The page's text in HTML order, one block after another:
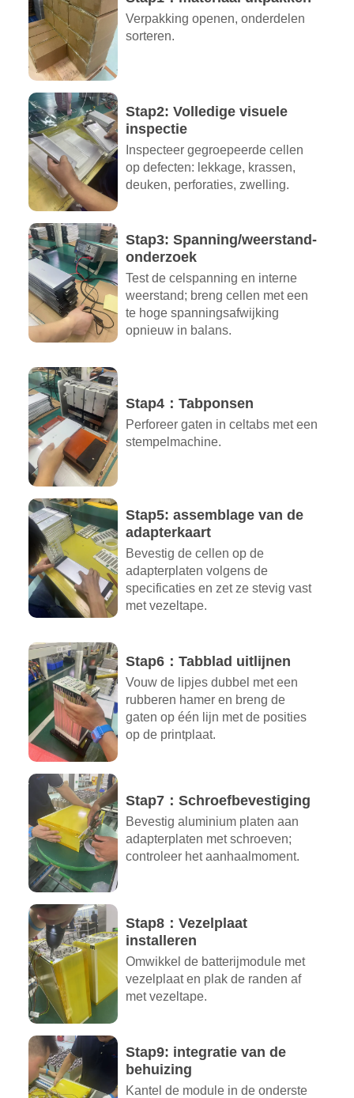
Verpakking openen, onderdelen
sorteren.
Stap2: Volledige visuele
inspectie
Inspecteer gegroepeerde cellen
op defecten: lekkage, krassen,
deuken, perforaties, zwelling.
Stap3: Spanning/weerstand-
onderzoek
Test de celspanning en interne
weerstand; breng cellen met een
te hoge spanningsafwijking
opnieuw in balans.
Stap4：Tabponsen
Perforeer gaten in celtabs met een
stempelmachine.
Stap5: assemblage van de
adapterkaart
Bevestig de cellen op de
adapterplaten volgens de
specificaties en zet ze stevig vast
met vezeltape.
Stap6：Tabblad uitlijnen
Vouw de lipjes dubbel met een
rubberen hamer en breng de
gaten op één lijn met de posities
op de printplaat.
Stap7：Schroefbevestiging
Bevestig aluminium platen aan
adapterplaten met schroeven;
controleer het aanhaalmoment.
Stap8：Vezelplaat
installeren
Omwikkel de batterijmodule met
vezelplaat en plak de randen af
met vezeltape.
Stap9: integratie van de
behuizing
Kantel de module in de onderste